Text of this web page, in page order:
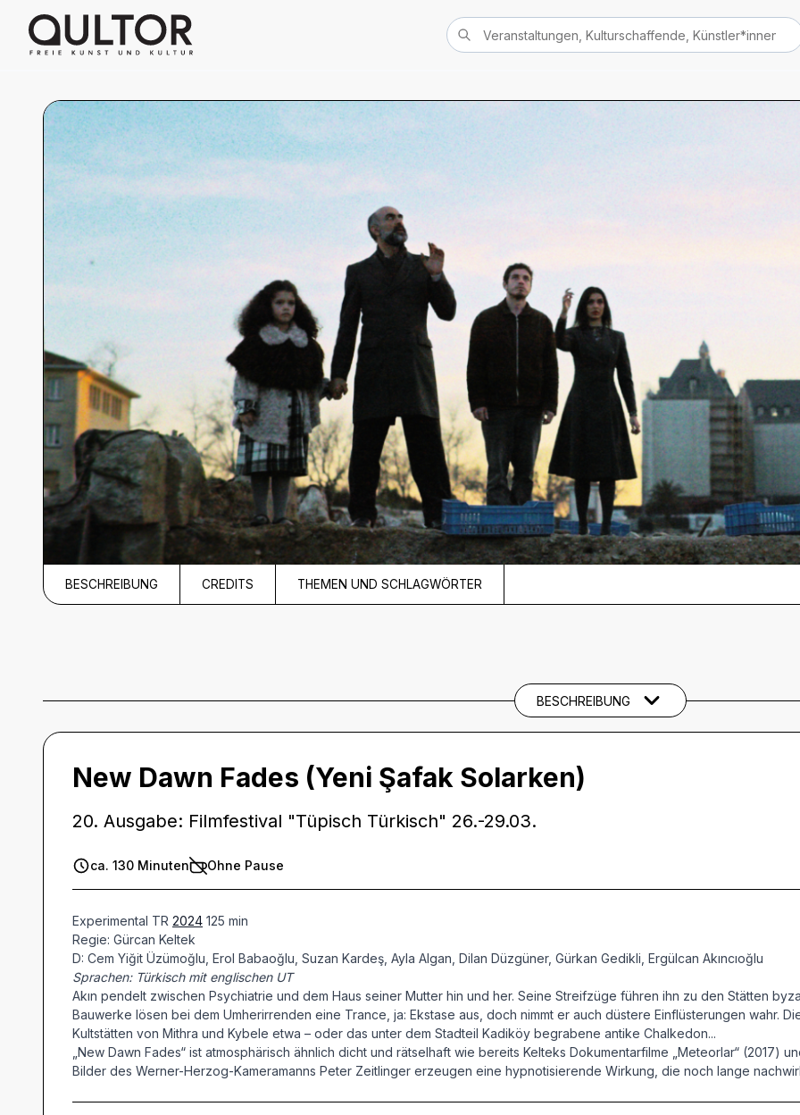
BESCHREIBUNG CREDITS THEMEN UND SCHLAGWÖRTER
BESCHREIBUNG
New Dawn Fades (Yeni Şafak Solarken)
20. Ausgabe: Filmfestival "Tüpisch Türkisch" 26.-29.03.
ca. 130 Minuten Ohne Pause
Experimental TR 2024 125 min
Regie: Gürcan Keltek
D: Cem Yiğit Üzümoğlu, Erol Babaoğlu, Suzan Kardeş, Ayla Algan, Dilan Düzgüner, Gürkan Gedikli, Ergülcan Akıncıoğlu
Sprachen: Türkisch mit englischen UT
Akın pendelt zwischen Psychiatrie und dem Haus seiner Mutter hin und her. Seine Streifzüge führen ihn zu den Stätten
Bauwerke lösen bei dem Umherirrenden eine Trance, ja: Ekstase aus, doch nimmt er auch düstere Einflüsterungen wahr.
Kultstätten von Mithra und Kybele etwa – oder das unter dem Stadteil Kadiköy begrabene antike Chalkedon...
„New Dawn Fades“ ist atmosphärisch ähnlich dicht und rätselhaft wie bereits Kelteks Dokumentarfilme „Meteorlar“ (2017)
Bilder des Werner-Herzog-Kameramanns Peter Zeitlinger erzeugen eine hypnotisierende Wirkung, die noch lange